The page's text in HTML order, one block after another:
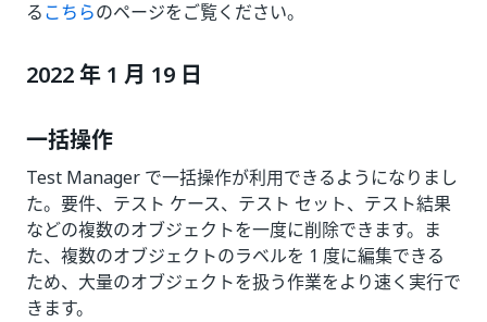
るこちらのページをご覧ください。
2022 年 1 月 19 日
一括操作
Test Manager で一括操作が利用できるようになりまし
た。要件、テスト ケース、テスト セット、テスト結果
などの複数のオブジェクトを一度に削除できます。ま
た、複数のオブジェクトのラベルを 1 度に編集できる
ため、大量のオブジェクトを扱う作業をより速く実行で
きます。